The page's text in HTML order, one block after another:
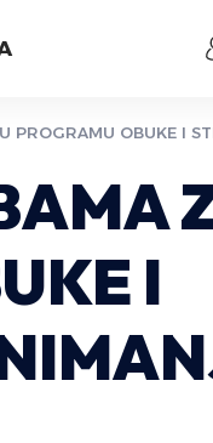
I STRUČNOG
I